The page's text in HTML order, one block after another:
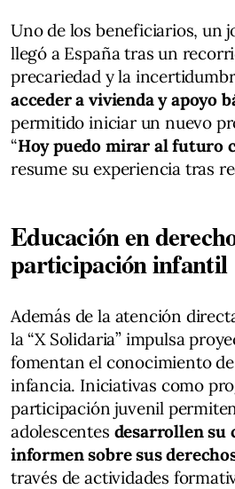
Uno de los beneficiarios, un
llegó a España tras un
precariedad y la
acceder a vivienda y apoyo
permitido iniciar un nuevo
“Hoy puedo mirar al futuro
resume su experiencia tras
Educación en
participación infantil
Además de la atención
la “X Solidaria” impulsa
fomentan el conocimiento
infancia. Iniciativas como
participación juvenil
adolescentes desarrollen su
informen sobre sus
través de actividades